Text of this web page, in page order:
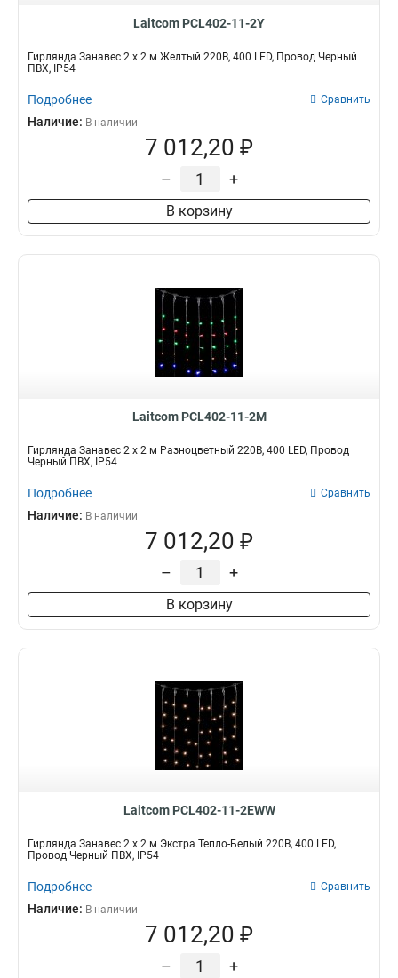
Laitcom PCL402-11-2Y
Гирлянда Занавес 2 x 2 м Желтый 220В, 400 LED, Провод Черный
ПВХ, IP54
Подробнее Сравнить
Наличие: В наличии
7 012,20 ₽
– +
В корзину
Laitcom PCL402-11-2M
Гирлянда Занавес 2 x 2 м Разноцветный 220В, 400 LED, Провод
Черный ПВХ, IP54
Подробнее Сравнить
Наличие: В наличии
7 012,20 ₽
– +
В корзину
Laitcom PCL402-11-2EWW
Гирлянда Занавес 2 x 2 м Экстра Тепло-Белый 220В, 400 LED,
Провод Черный ПВХ, IP54
Подробнее Сравнить
Наличие: В наличии
7 012,20 ₽
– +